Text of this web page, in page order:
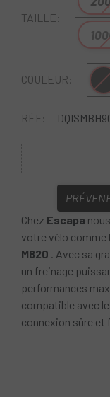
TAILLE:
COULEUR: Noir
RÉF:
Chez Escapa
votre vélo comme
M820 . Avec sa
un freinage
performances
compatible avec
connexion sûre et